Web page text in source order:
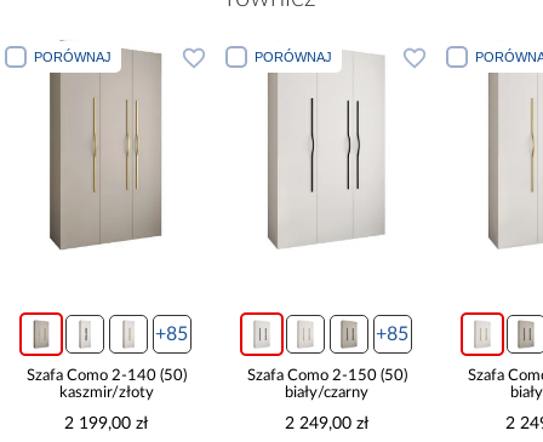
PORÓWNAJ
+85
Szafa Como 2-140 (50)
kaszmir/złoty
2 199,00 zł
PORÓWNAJ
+85
Szafa Como 2-150 (50)
biały/czarny
2 249,00 zł
Szafa
2